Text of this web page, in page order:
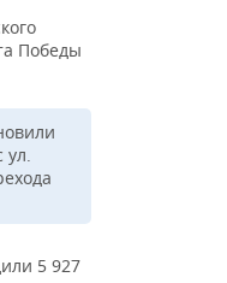
Победы
ул.
5 927